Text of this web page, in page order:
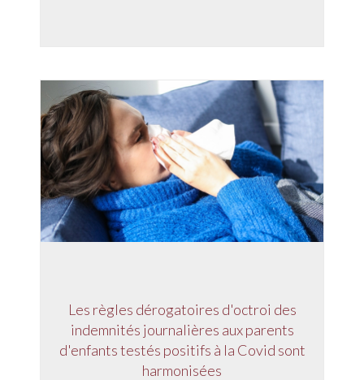
Les règles dérogatoires d'octroi des
indemnités journalières aux parents
d'enfants testés positifs à la Covid sont
harmonisées